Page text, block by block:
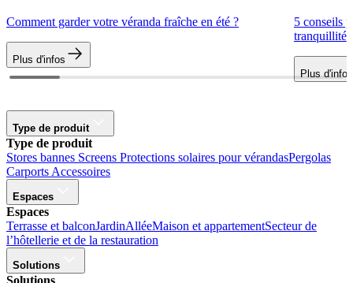
Comment garder votre véranda fraîche en été ?
Plus d'infos
5 conseils
tranquillité
Plus d'infos
Type de produit
Type de produit
Stores bannes Screens Protections solaires pour vérandasPergolas
Carports Accessoires
Espaces
Espaces
Terrasse et balconJardinAlléeMaison et appartementSecteur de
l’hôtellerie et de la restauration
Solutions
Solutions